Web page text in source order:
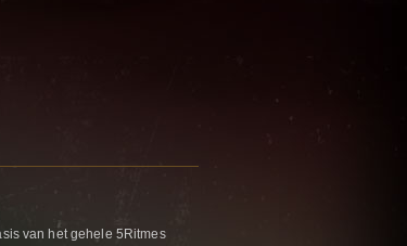
van het gehele 5Ritmes